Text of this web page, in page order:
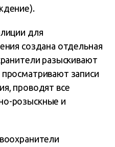
для
создана отдельная
разыскивают
записи
проводят все
розыскные и